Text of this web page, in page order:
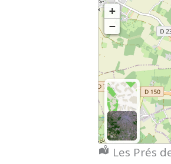
+
−
Les Prés